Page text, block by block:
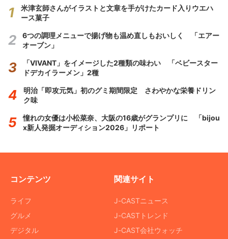
米津玄師さんがイラストと文章を手がけたカード入りウエハ
ース菓子
6つの調理メニューで揚げ物も温め直しもおいしく 「エアー
オーブン」
「VIVANT」をイメージした2種類の味わい 「ベビースター
ドデカイラーメン」2種
明治「即攻元気」初のグミ期間限定 さわやかな栄養ドリン
ク味
憧れの女優は小松菜奈、大阪の16歳がグランプリに 「bijou
x新人発掘オーディション2026」リポート
コンテンツ
ライフ
グルメ
デジタル
関連サイト
J-CASTニュース
J-CASTトレンド
J-CAST会社ウォッチ